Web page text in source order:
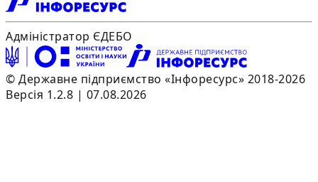
Адміністратор ЄДЕБО
© Державне підприємство «Інфоресурс» 2018-2026
Версія 1.2.8 | 07.08.2026